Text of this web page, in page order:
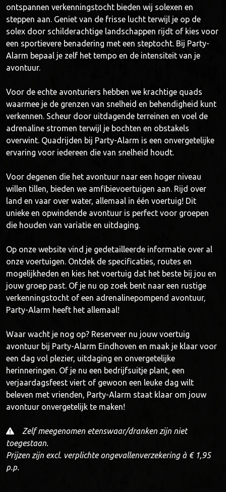
ontspannen verkenningstocht bieden wij solexen en
steppen aan. Geniet van de frisse lucht terwijl je op de
solex door schilderachtige landschappen rijdt of kies voor
een sportievere benadering met een steptocht. Bij Party-
Alarm bepaal je zelf het tempo en de intensiteit van je
avontuur.
Voor de echte avonturiers hebben we krachtige quads
waarmee je de grenzen van snelheid en behendigheid kunt
verkennen. Scheur door uitdagende terreinen en voel de
adrenaline stromen terwijl je bochten en obstakels
overwint. Quadrijden bij Party-Alarm is een onvergetelijke
ervaring voor iedereen die van snelheid houdt.
Voor degenen die het avontuur naar een hoger niveau
willen tillen, bieden we amfibievoertuigen aan. Rijd over
land en vaar over water, allemaal in één voertuig! Dit
unieke en opwindende avontuur is perfect voor groepen
die houden van variatie en uitdaging.
Op onze website vind je gedetailleerde informatie over al
onze voertuigen. Ontdek de specificaties, routes en
mogelijkheden en kies het voertuig dat het beste bij jou en
jouw groep past. Of je nu op zoek bent naar een rustige
verkenningstocht of een adrenalinepompend avontuur,
Party-Alarm heeft het allemaal!
Waar wacht je nog op? Reserveer nu jouw voertuig
avontuur bij Party-Alarm Eindhoven en maak je klaar voor
een dag vol plezier, uitdaging en onvergetelijke
herinneringen. Of je nu een bedrijfsuitje plant, een
verjaardagsfeest viert of gewoon een leuke dag wilt
beleven met vrienden, Party-Alarm staat klaar om jouw
avontuur onvergetelijk te maken!
Zelf meegenomen etenswaar/dranken zijn niet
toegestaan.
Prijzen zijn excl. verplichte ongevallenverzekering à € 1,95
p.p.